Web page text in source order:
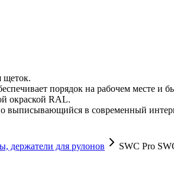
щеток.
порядок на рабочем месте и
окраской RAL.
выписывающийся в современный
держатели для рулонов
SWC Pro